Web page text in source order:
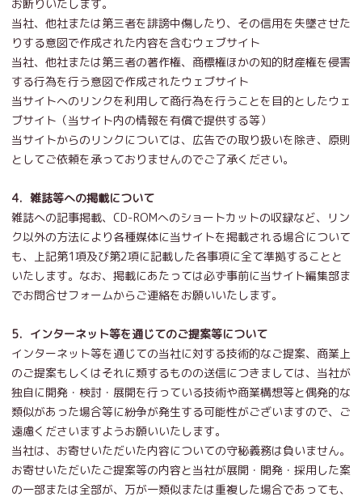
お断りいたします。
当社、他社または第三者を誹謗中傷したり、その信用を失墜させた
りする意図で作成された内容を含むウェブサイト
当社、他社または第三者の著作権、商標権ほかの知的財産権を侵害
する行為を行う意図で作成されたウェブサイト
当サイトへのリンクを利用して商行為を行うことを目的としたウェ
ブサイト（当サイト内の情報を有償で提供する等）
当サイトからのリンクについては、広告での取り扱いを除き、原則
としてご依頼を承っておりませんのでご了承ください。
4．雑誌等への掲載について
雑誌への記事掲載、CD-ROMへのショートカットの収録など、リン
ク以外の方法により各種媒体に当サイトを掲載される場合について
も、上記第1項及び第2項に記載した各事項に全て準拠することと
いたします。なお、掲載にあたっては必ず事前に当サイト編集部ま
でお問合せフォームからご連絡をお願いいたします。
5．インターネット等を通じてのご提案等について
インターネット等を通じての当社に対する技術的なご提案、商業上
のご提案もしくはそれに類するものの送信につきましては、当社が
独自に開発・検討・展開を行っている技術や商業構想等と偶発的な
類似があった場合等に紛争が発生する可能性がございますので、ご
遠慮くださいますようお願いいたします。
当社は、お寄せいただいた内容についての守秘義務は負いません。
お寄せいただいたご提案等の内容と当社が展開・開発・採用した案
の一部または全部が、万が一類似または重複した場合であっても、